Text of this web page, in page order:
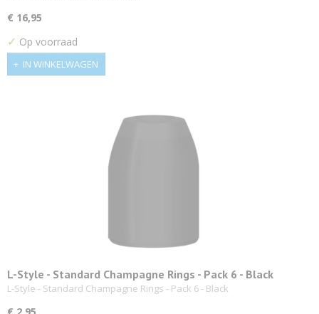
€ 16,95
✓ Op voorraad
IN WINKELWAGEN
L-Style - Standard Champagne Rings - Pack 6 - Black
L-Style - Standard Champagne Rings - Pack 6 - Black